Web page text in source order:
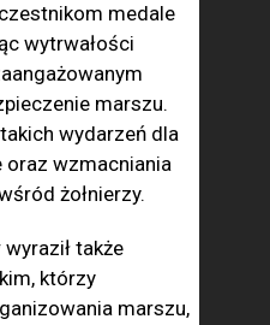
medale
wytrwałości
marszu.
wydarzeń dla
wzmacniania
żołnierzy.
wyraził także
którzy
marszu,